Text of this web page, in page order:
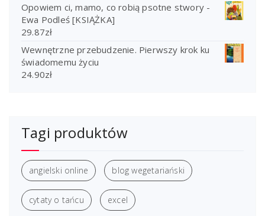
Opowiem ci, mamo, co robią psotne stwory -
Ewa Podleś [KSIĄŻKA]
29.87zł
Wewnętrzne przebudzenie. Pierwszy krok ku
świadomemu życiu
24.90zł
Tagi produktów
angielski online blog wegetariański
cytaty o tańcu excel